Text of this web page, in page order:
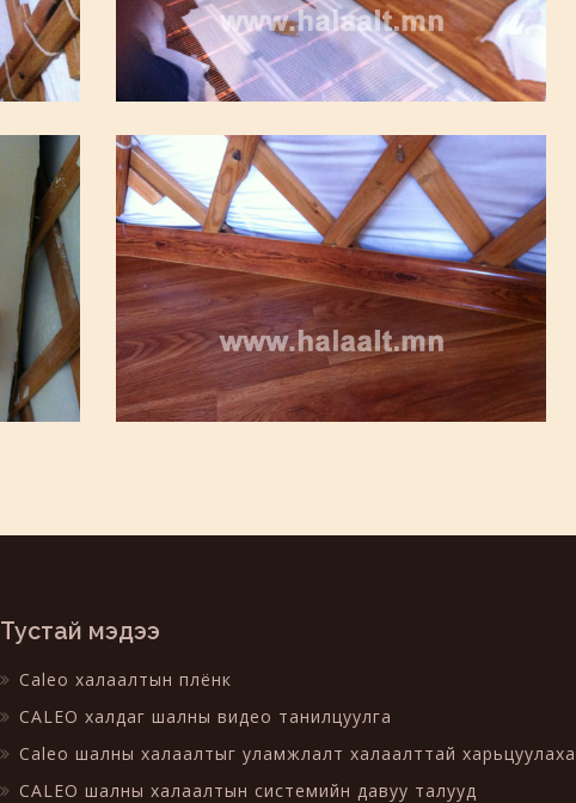
Тустай мэдээ
Caleo халаалтын плёнк
CALEO халдаг шалны видео танилцуулга
Caleo шалны халаалтыг уламжлалт халаалттай
CALEO шалны халаалтын системийн давуу талууд